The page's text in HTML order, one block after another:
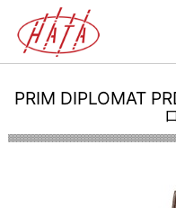
PRIM DIPLOMAT